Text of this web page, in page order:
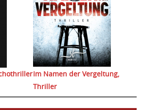
Im Namen der Vergeltung,
Thriller